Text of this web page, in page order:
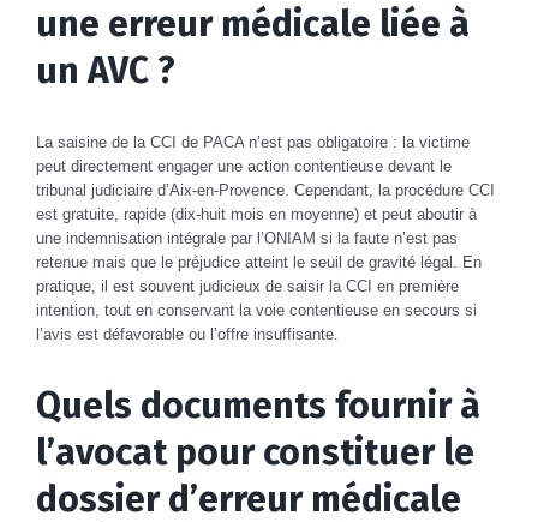
une erreur médicale liée à
un AVC ?
La saisine de la CCI de PACA n’est pas obligatoire : la victime
peut directement engager une action contentieuse devant le
tribunal judiciaire d’Aix-en-Provence. Cependant, la procédure CCI
est gratuite, rapide (dix-huit mois en moyenne) et peut aboutir à
une indemnisation intégrale par l’ONIAM si la faute n’est pas
retenue mais que le préjudice atteint le seuil de gravité légal. En
pratique, il est souvent judicieux de saisir la CCI en première
intention, tout en conservant la voie contentieuse en secours si
l’avis est défavorable ou l’offre insuffisante.
Quels documents fournir à
l’avocat pour constituer le
dossier d’erreur médicale